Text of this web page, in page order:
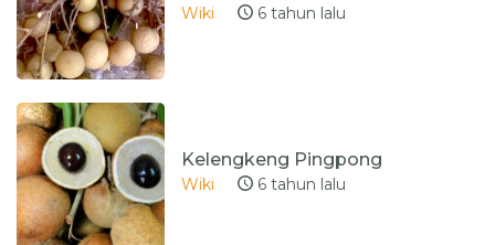
Wiki 6 tahun lalu
Kelengkeng Pingpong
Wiki 6 tahun lalu